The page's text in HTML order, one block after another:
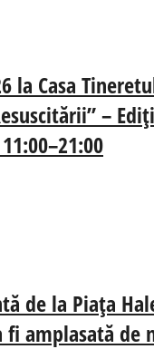
la Casa
–
de la Piața
amplasată de